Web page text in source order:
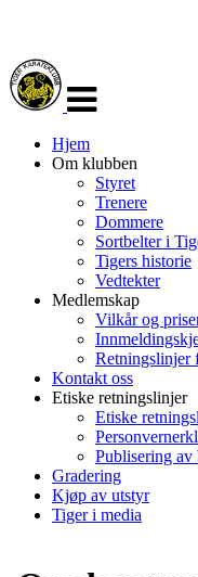
navigasjon
Hjem
Om klubben
Styret
Trenere
Dommere
Sortbelter i
Tigers historie
Vedtekter
Medlemskap
Vilkår og
Retningslinjer
Kontakt oss
Etiske retningslinjer
Etiske
Publisering
Gradering
Kjøp av utstyr
Tiger i media